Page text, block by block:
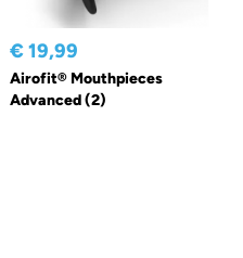
€ 19,99
Airofit® Mouthpieces
Advanced (2)